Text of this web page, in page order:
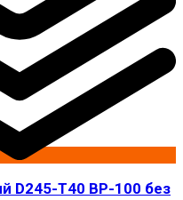
D245-T40 BP-100 без